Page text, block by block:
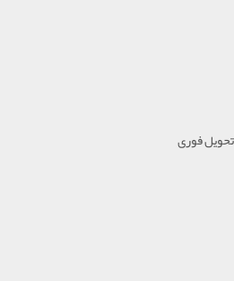
تحویل فوری